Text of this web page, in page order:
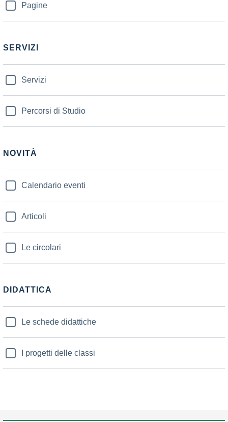
Pagine
SERVIZI
Servizi
Percorsi di Studio
NOVITÀ
Calendario eventi
Articoli
Le circolari
DIDATTICA
Le schede didattiche
I progetti delle classi